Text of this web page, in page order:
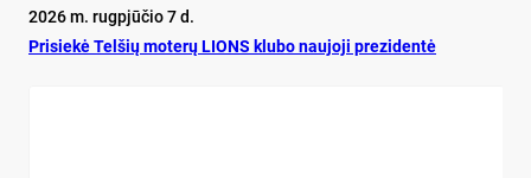
2026 m. rugpjūčio 7 d.
Pri­siekė Tel­šių mo­terų LIONS klu­bo nau­jo­ji pre­zi­dentė